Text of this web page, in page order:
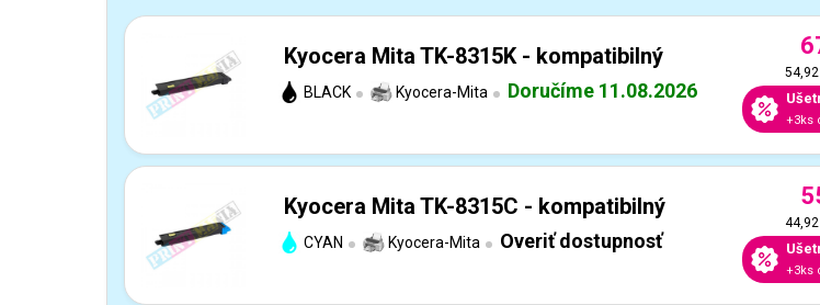
Kyocera Mita TK-8315K - kompatibilný
BLACK Kyocera-Mita Doručíme 11.08.2026
+3ks
Kyocera Mita TK-8315C - kompatibilný
CYAN Kyocera-Mita Overiť dostupnosť
+3ks